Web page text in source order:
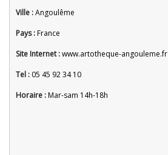
Ville :Angoulême
Pays :France
Site Internet :www.artotheque-angouleme.fr
Tel : 05 45 92 34 10
Horaire :Mar-sam 14h-18h